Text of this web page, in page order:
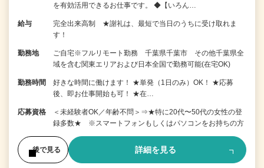
を有効活用できるお仕事です。 ◆【いろん…
給与
完全出来高制 ★謝礼は、最短で当日のうちに受け取れま
す！
勤務地
ご自宅※フルリモート勤務 千葉県千葉市 その他千葉県全
域を含む関東エリアおよび日本全国で勤務可能(在宅OK)
勤務時間
好きな時間に働けます！ ★単発（1日のみ）OK！ ★応募
後、即お仕事開始も可！ ★在…
応募資格
＜未経験者OK／年齢不問＞⇒★特に20代〜50代の女性の登
録多数★ ※スマートフォンもしくはパソコンをお持ちの方
後で見る 詳細を見る